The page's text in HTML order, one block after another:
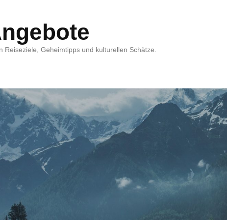
Reiseziele, Geheimtipps und kulturellen Schätze.